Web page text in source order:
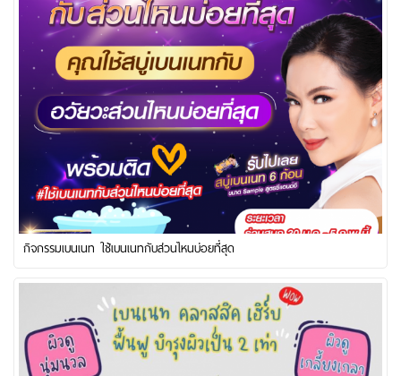
กิจกรรมเบนเนท ใช้เบนเนทกับส่วนไหนบ่อยที่สุด